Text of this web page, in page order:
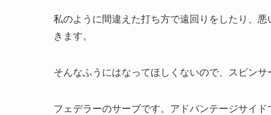
私のように間違えた打ち方で遠回りをしたり、
きます。
そんなふうにはなってほしくないので、スピン
フェデラーのサーブです。アドバンテージサイド